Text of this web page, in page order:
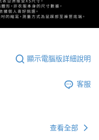
顯示電腦版詳細說明
客服
查看全部